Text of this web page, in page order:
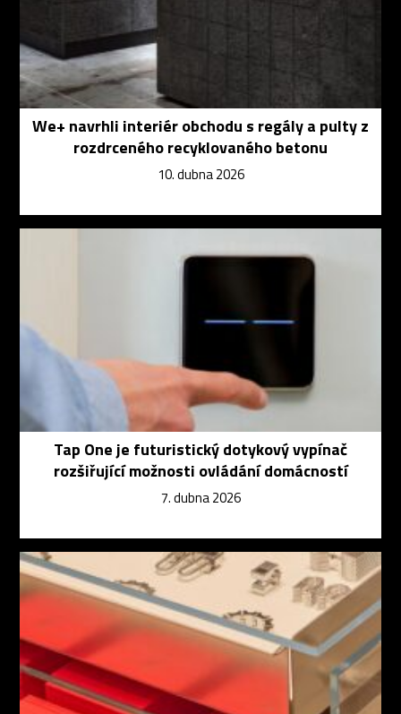
We+ navrhli interiér obchodu s regály a pulty z
rozdrceného recyklovaného betonu
10. dubna 2026
Tap One je futuristický dotykový vypínač
rozšiřující možnosti ovládání domácností
7. dubna 2026